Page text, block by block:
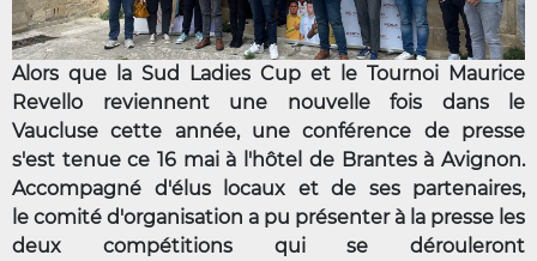
Alors que la Sud Ladies Cup et le Tournoi Maurice
Revello reviennent une nouvelle fois dans le
Vaucluse cette année, une conférence de presse
s'est tenue ce 16 mai à l'hôtel de Brantes à Avignon.
Accompagné d'élus locaux et de ses partenaires,
le comité d'organisation a pu présenter à la presse les
deux compétitions qui se dérouleront